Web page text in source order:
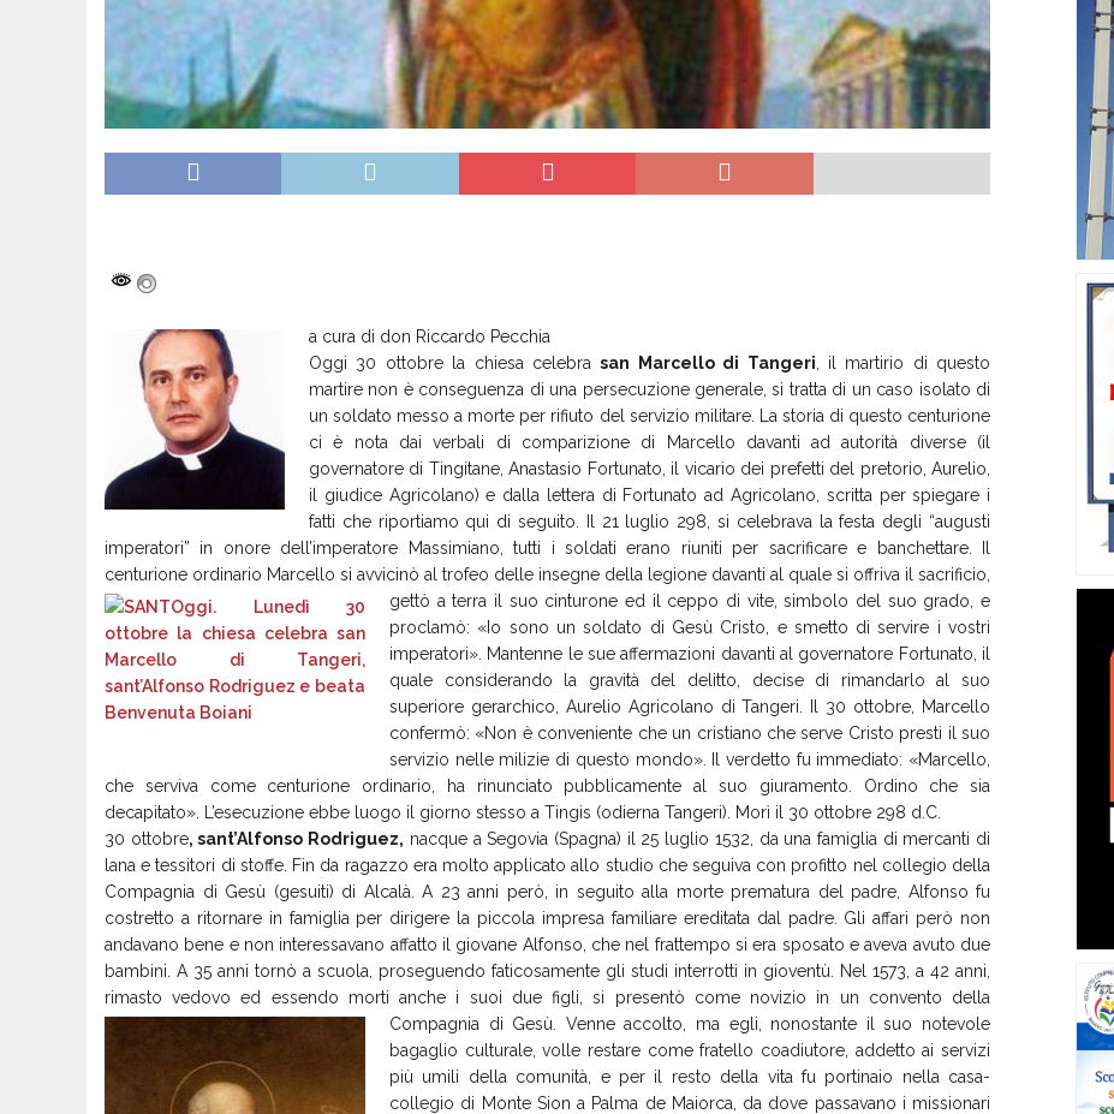
a cura di don Riccardo Pecchia
Oggi 30 ottobre la chiesa celebrasan Marcello di Tangeri , il martirio di questo
martire non è conseguenza di una persecuzione generale, si tratta di un caso isolato di
un soldato messo a morte per rifiuto del servizio militare. La storia di questo centurione
ci è nota dai verbali di comparizione di Marcello davanti ad autorità diverse (il
governatore di Tingitane, Anastasio Fortunato, il vicario dei prefetti del pretorio, Aurelio,
il giudice Agricolano) e dalla lettera di Fortunato ad Agricolano, scritta per spiegare i
fatti che riportiamo qui di seguito. Il 21 luglio 298, si celebrava la festa degli “augusti
imperatori” in onore dell’imperatore Massimiano, tutti i soldati erano riuniti per sacrificare e banchettare. Il
centurione ordinario Marcello si avvicinò al trofeo delle insegne della legione davanti al quale si offriva il sacrificio,
gettò a terra il suo cinturone ed il ceppo di vite, simbolo del suo grado, e
proclamò: «Io sono un soldato di Gesù Cristo, e smetto di servire i vostri
imperatori». Mantenne le sue affermazioni davanti al governatore Fortunato, il
quale considerando la gravità del delitto, decise di rimandarlo al suo
superiore gerarchico, Aurelio Agricolano di Tangeri. Il 30 ottobre, Marcello
confermò: «Non è conveniente che un cristiano che serve Cristo presti il suo
servizio nelle milizie di questo mondo». Il verdetto fu immediato: «Marcello,
che serviva come centurione ordinario, ha rinunciato pubblicamente al suo giuramento. Ordino che sia
decapitato». L’esecuzione ebbe luogo il giorno stesso a Tingis (odierna Tangeri). Morì il 30 ottobre 298 d.C.
30 ottobre, sant’Alfonso Rodriguez, nacque a Segovia (Spagna) il 25 luglio 1532, da una famiglia di mercanti di
lana e tessitori di stoffe. Fin da ragazzo era molto applicato allo studio che seguiva con profitto nel collegio della
Compagnia di Gesù (gesuiti) di Alcalà. A 23 anni però, in seguito alla morte prematura del padre, Alfonso fu
costretto a ritornare in famiglia per dirigere la piccola impresa familiare ereditata dal padre. Gli affari però non
andavano bene e non interessavano affatto il giovane Alfonso, che nel frattempo si era sposato e aveva avuto due
bambini. A 35 anni tornò a scuola, proseguendo faticosamente gli studi interrotti in gioventù. Nel 1573, a 42 anni,
rimasto vedovo ed essendo morti anche i suoi due figli, si presentò come novizio in un convento della
Compagnia di Gesù. Venne accolto, ma egli, nonostante il suo notevole
bagaglio culturale, volle restare come fratello coadiutore, addetto ai servizi
più umili della comunità, e per il resto della vita fu portinaio nella casa-
collegio di Monte Sion a Palma de Maiorca, da dove passavano i missionari